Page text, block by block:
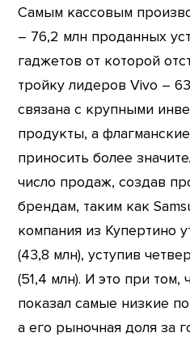
Самым кассовым
– 76,2 млн проданных
гаджетов от которой
тройку лидеров Vivo –
связана с крупными
продукты, а
приносить более
число продаж, создав
брендам, таким как
компания из Купертино
(43,8 млн), уступив
(51,4 млн). И это при том,
показал самые низкие
а его рыночная доля за